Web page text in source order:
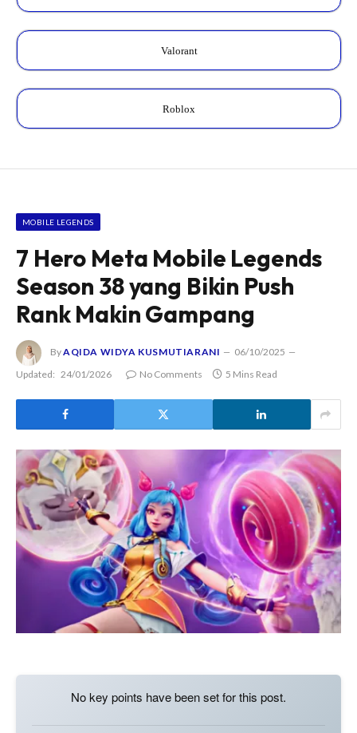
Valorant
Roblox
MOBILE LEGENDS
7 Hero Meta Mobile Legends
Season 38 yang Bikin Push
Rank Makin Gampang
ByAQIDA WIDYA KUSMUTIARANI
06/10/2025
Updated: 24/01/2026 No Comments 5 Mins Read
No key points have been set for this post.